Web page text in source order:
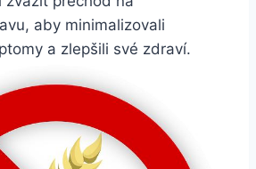
aby minimalizovali
a zlepšili své zdraví.